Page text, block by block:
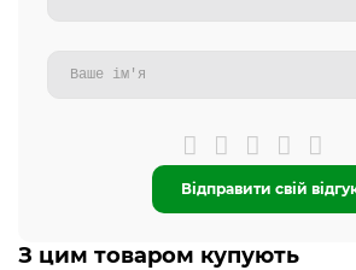
Відправити свій
З цим товаром купують